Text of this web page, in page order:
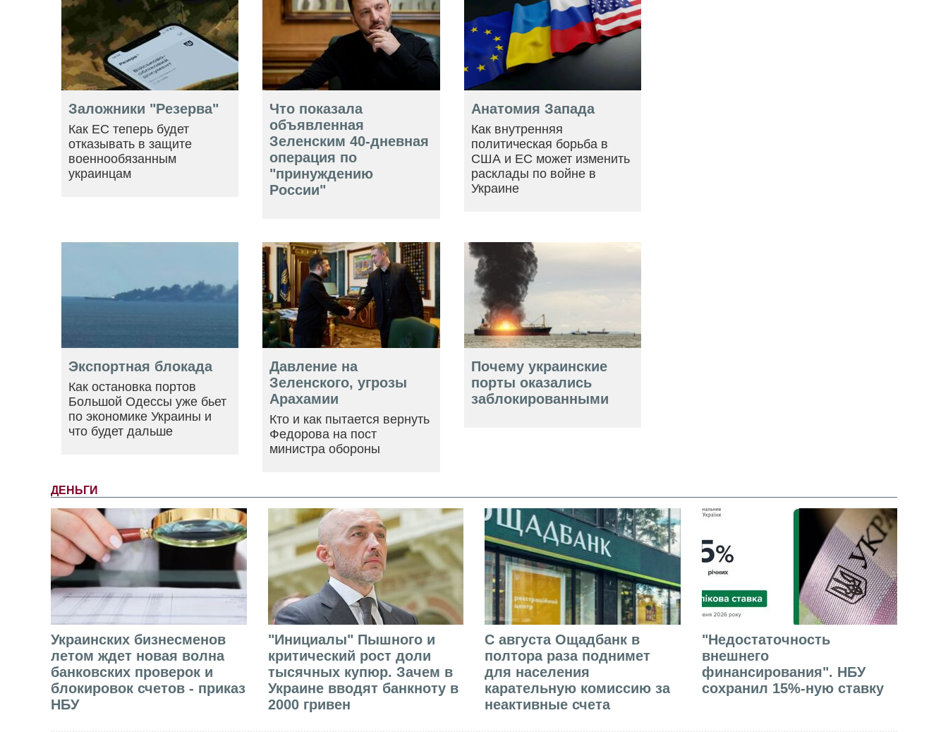
Заложники "Резерва"
Как ЕС теперь будет
отказывать в защите
военнообязанным
украинцам
Что показала
объявленная
Зеленским 40-дневная
операция по
"принуждению
России"
Анатомия Запада
Как внутренняя
политическая борьба в
США и ЕС может изменить
расклады по войне в
Украине
Экспортная блокада
Как остановка портов
Большой Одессы уже бьет
по экономике Украины и
что будет дальше
Давление на
Зеленского, угрозы
Арахамии
Кто и как пытается вернуть
Федорова на пост
министра обороны
Почему украинские
порты оказались
заблокированными
ДЕНЬГИ
Украинских бизнесменов
летом ждет новая волна
банковских проверок и
блокировок счетов - приказ
НБУ
"Инициалы" Пышного и
критический рост доли
тысячных купюр. Зачем в
Украине вводят банкноту в
2000 гривен
С августа Ощадбанк в
полтора раза поднимет
для населения
карательную комиссию за
неактивные счета
"Недостаточность
внешнего
финансирования". НБУ
сохранил 15%-ную ставку